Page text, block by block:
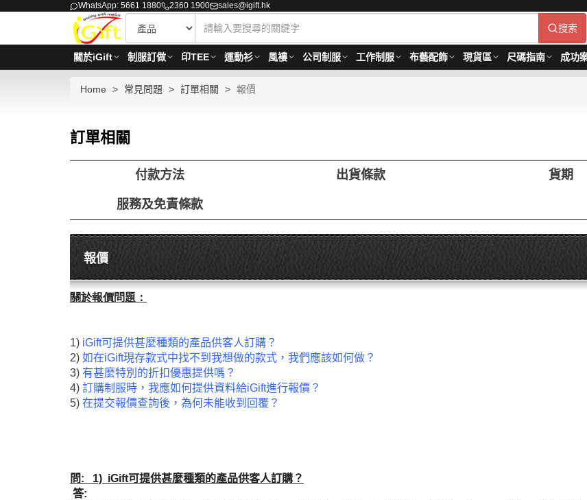
WhatsApp: 5661 1880 2360 1900 sales@igift.hk
搜索
關於iGift 制服訂做 印TEE 運動衫 風褸 公司制服 工作制服 布藝配飾 現貨區 尺碼指南 成功
Home 常見問題 訂單相關 報價
訂單相關
付款方法 出貨條款 貨期
服務及免責條款
報價
關於報價問題：
1) iGift可提供甚麼種類的產品供客人訂購？
2) 如在iGift現存款式中找不到我想做的款式，我們應該如何做？
3) 有甚麼特別的折扣優惠提供嗎？
4) 訂購制服時，我應如何提供資料給iGift進行報價？
5) 在提交報價查詢後，為何未能收到回覆？
問: 1) iGift可提供甚麼種類的產品供客人訂購？
答: